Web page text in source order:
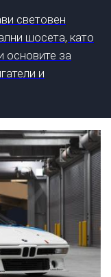
световен
шосета, като
основите за
и